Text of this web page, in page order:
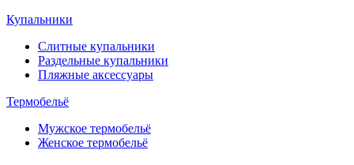
Купальники
Слитные купальники
Раздельные купальники
Пляжные аксессуары
Термобельё
Мужское термобельё
Женское термобельё